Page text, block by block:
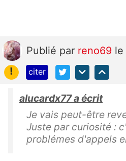
Publié par reno69
!
citer
alucardx77 a écrit
Je vais peut-être
Juste par curiosité :
problémes d'appels